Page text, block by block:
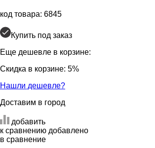
код товара: 6845
Купить под заказ
Еще дешевле в корзине:
Скидка в корзине: 5%
Нашли дешевле?
Доставим в город
добавить
к сравнению добавлено
в сравнение